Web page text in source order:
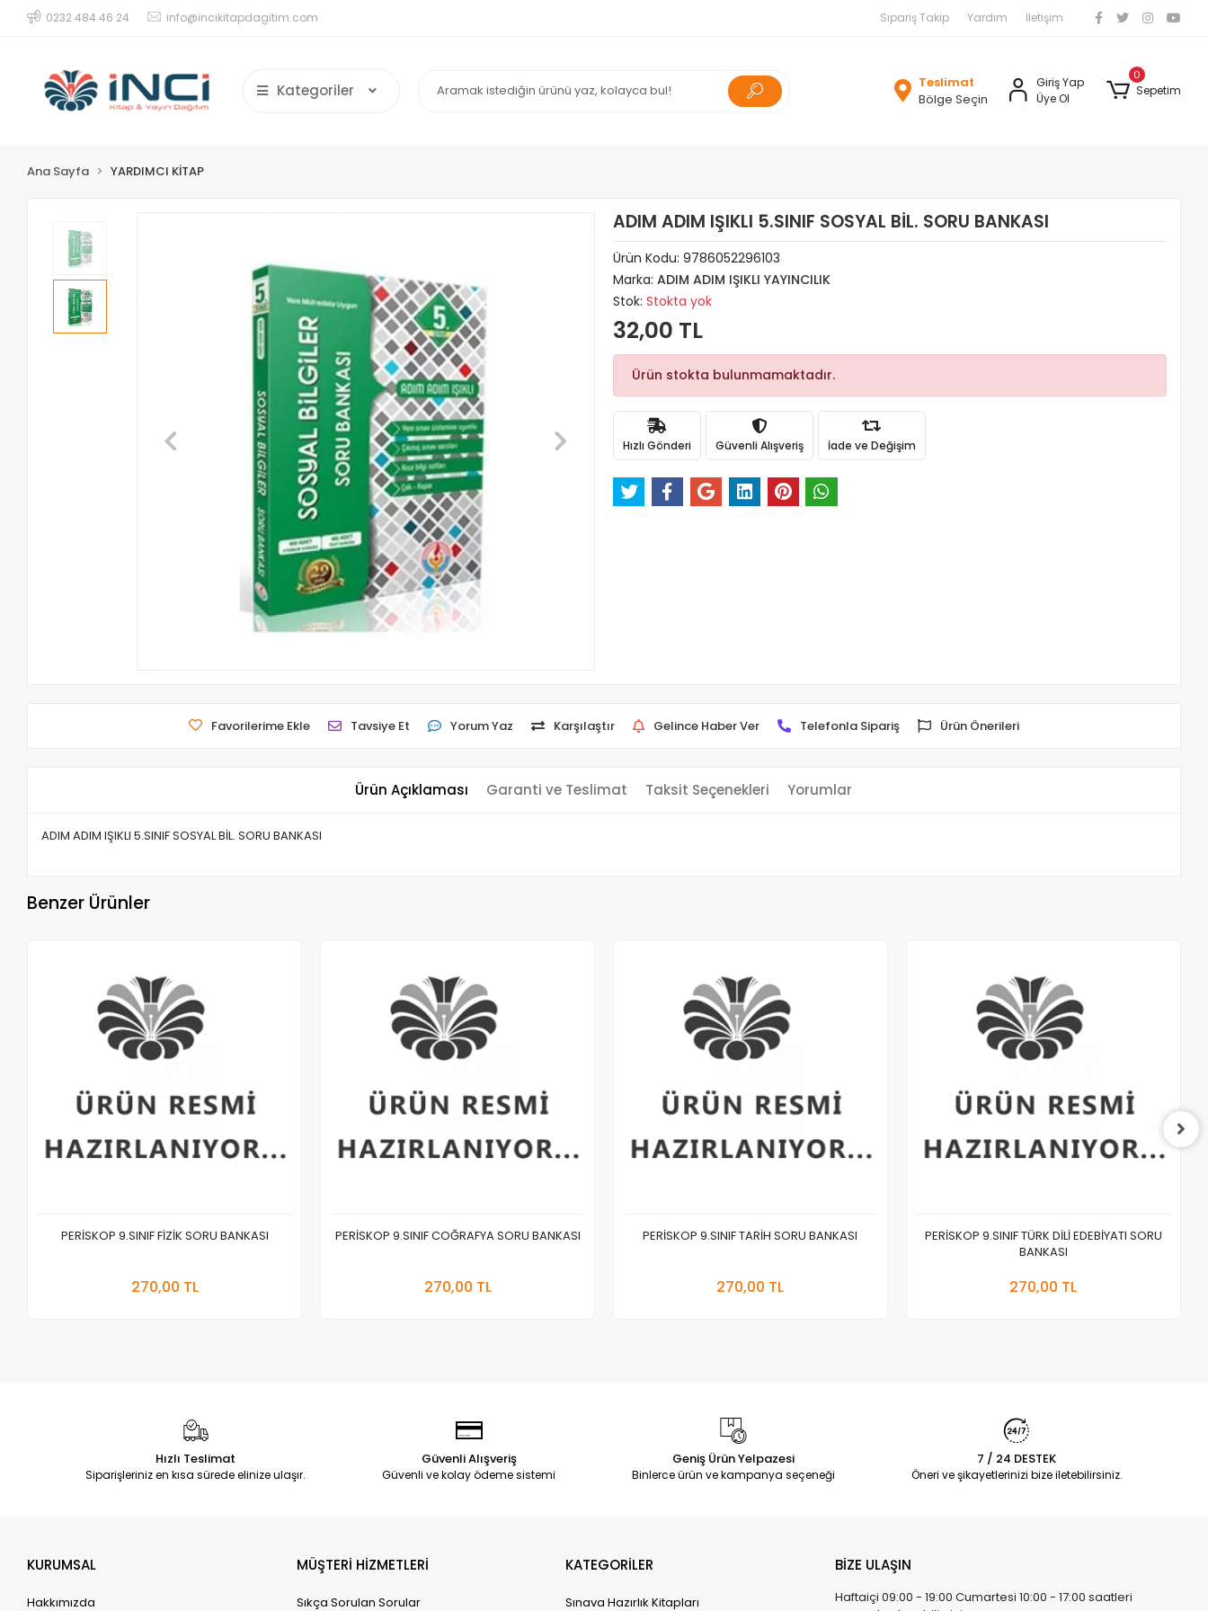
0232 484 46 24 info@incikitapdagitim.com Sipariş Takip Yardım İletişim
Kategoriler
Teslimat
Bölge Seçin
Giriş Yap
Üye Ol
0
Sepetim
Ana Sayfa YARDIMCI KİTAP
ADIM ADIM IŞIKLI 5.SINIF SOSYAL BİL. SORU BANKASI
Ürün Kodu: 9786052296103
Marka: ADIM ADIM IŞIKLI YAYINCILIK
Stok: Stokta yok
32,00 TL
Ürün stokta bulunmamaktadır.
Hızlı Gönderi Güvenli Alışveriş İade ve Değişim
Favorilerime Ekle Tavsiye Et Yorum Yaz Karşılaştır Gelince Haber Ver Telefonla Sipariş Ürün Önerileri
Ürün Açıklaması Garanti ve Teslimat Taksit Seçenekleri Yorumlar
ADIM ADIM IŞIKLI 5.SINIF SOSYAL BİL. SORU BANKASI
Benzer Ürünler
PERİSKOP 9.SINIF FİZİK SORU BANKASI
270,00 TL
PERİSKOP 9.SINIF COĞRAFYA SORU BANKASI
270,00 TL
PERİSKOP 9.SINIF TARİH SORU BANKASI
270,00 TL
PERİSKOP 9.SINIF TÜRK DİLİ EDEBİYATI SORU
BANKASI
270,00 TL
Hızlı Teslimat
Siparişleriniz en kısa sürede elinize ulaşır.
Güvenli Alışveriş
Güvenli ve kolay ödeme sistemi
Geniş Ürün Yelpazesi
Binlerce ürün ve kampanya seçeneği
7 / 24 DESTEK
Öneri ve şikayetlerinizi bize iletebilirsiniz.
KURUMSAL
Hakkımızda
MÜŞTERİ HİZMETLERİ
Sıkça Sorulan Sorular
KATEGORİLER
Sınava Hazırlık Kitapları
BİZE ULAŞIN
Haftaiçi 09:00 - 19:00 Cumartesi 10:00 - 17:00 saatleri